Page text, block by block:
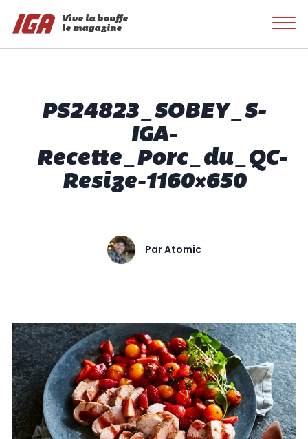
Vive la bouffe
le magazine
PS24823_SOBEY_S-
IGA-
Recette_Porc_du_QC-
Resize-1160×650
ParAtomic